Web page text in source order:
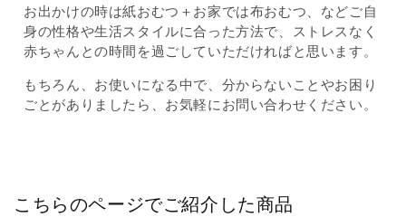
お出かけの時は紙おむつ＋お家では布おむつ、などご自
身の性格や生活スタイルに合った方法で、ストレスなく
赤ちゃんとの時間を過ごしていただければと思います。
もちろん、お使いになる中で、分からないことやお困り
ごとがありましたら、お気軽にお問い合わせください。
こちらのページでご紹介した商品